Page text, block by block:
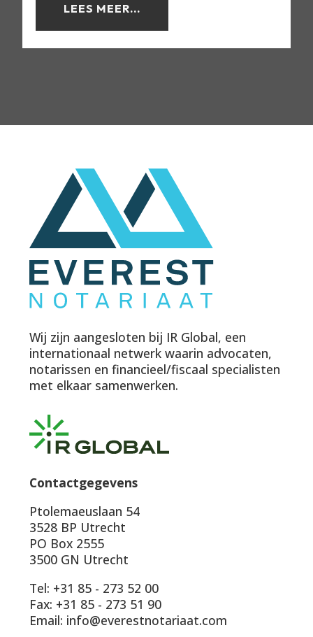
LEES MEER...
Wij zijn aangesloten bij IR Global, een
internationaal netwerk waarin advocaten,
notarissen en financieel/fiscaal specialisten
met elkaar samenwerken.
Contactgegevens
Ptolemaeuslaan 54
3528 BP Utrecht
PO Box 2555
3500 GN Utrecht
Tel: +31 85 - 273 52 00
Fax: +31 85 - 273 51 90
Email: info@everestnotariaat.com